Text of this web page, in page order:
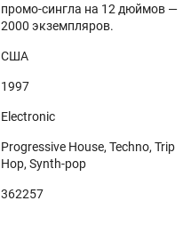
промо-сингла на 12 дюймов —
2000 экземпляров.
США
1997
Electronic
Progressive House, Techno, Trip
Hop, Synth-pop
362257